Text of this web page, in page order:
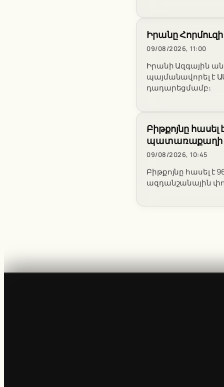
Իրանը
09/08/2026, 11:00
Իրանի Ազգային
պայմանավորել է
դադարեցմամբ։
Բիթքոյնը հասել
պատառաքաղի
09/08/2026, 10:45
Բիթքոյնը հասել է
ազդանշանային